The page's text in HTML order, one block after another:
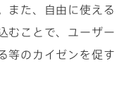
また、自由に使える
むことで、ユーザー
等のカイゼンを促す